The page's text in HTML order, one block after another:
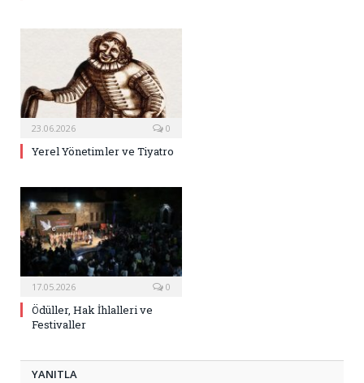
23.06.2026 0
Yerel Yönetimler ve Tiyatro
17.05.2026 0
Ödüller, Hak İhlalleri ve
Festivaller
YANITLA